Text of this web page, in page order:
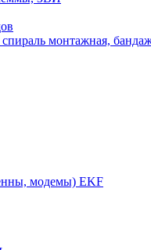
монтажная,
модемы) EKF